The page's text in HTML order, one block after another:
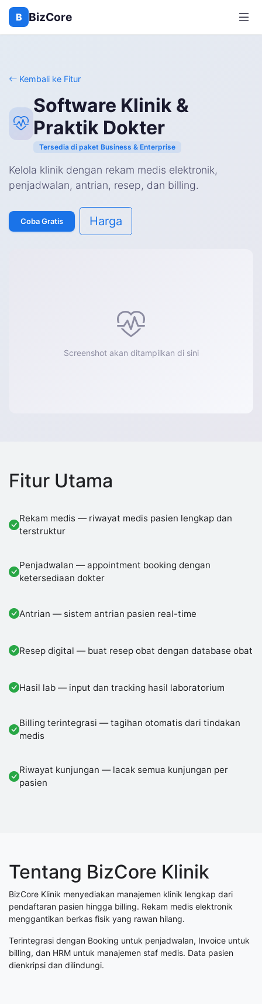
B BizCore
Kembali ke Fitur
Software Klinik &
Praktik Dokter
Tersedia di paket Business & Enterprise
Kelola klinik dengan rekam medis elektronik,
penjadwalan, antrian, resep, dan billing.
Coba Gratis Harga
Screenshot akan ditampilkan di sini
Fitur Utama
Rekam medis — riwayat medis pasien lengkap dan
terstruktur
Penjadwalan — appointment booking dengan
ketersediaan dokter
Antrian — sistem antrian pasien real-time
Resep digital — buat resep obat dengan database obat
Hasil lab — input dan tracking hasil laboratorium
Billing terintegrasi — tagihan otomatis dari tindakan
medis
Riwayat kunjungan — lacak semua kunjungan per
pasien
Tentang BizCore Klinik
BizCore Klinik menyediakan manajemen klinik lengkap dari
pendaftaran pasien hingga billing. Rekam medis elektronik
menggantikan berkas fisik yang rawan hilang.
Terintegrasi dengan Booking untuk penjadwalan, Invoice untuk
billing, dan HRM untuk manajemen staf medis. Data pasien
dienkripsi dan dilindungi.